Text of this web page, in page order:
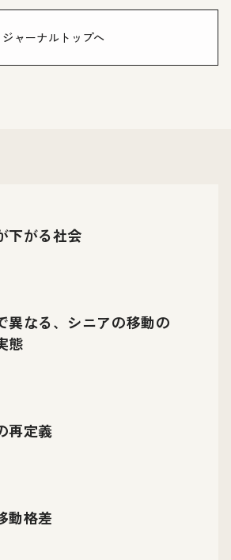
ジャーナルトップへ
下がる社会
異なる、シニアの移動の
態
再定義
動格差